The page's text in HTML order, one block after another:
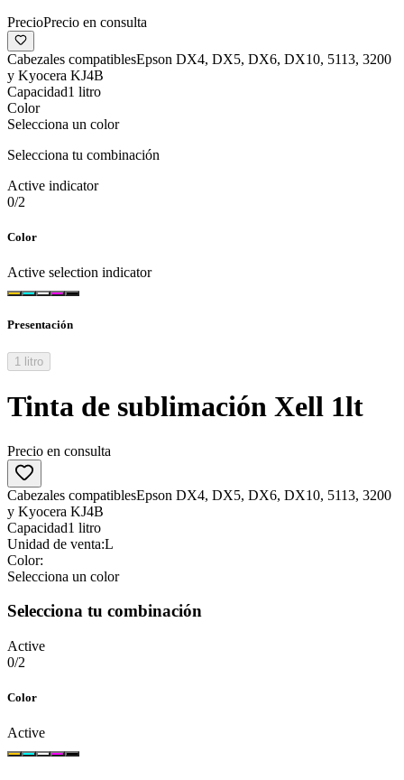
PrecioPrecio en consulta
Cabezales compatiblesEpson DX4, DX5, DX6, DX10, 5113, 3200
y Kyocera KJ4B
Capacidad1 litro
Color
Selecciona un color
Selecciona tu combinación
Active indicator
0/2
Color
Active selection indicator
Presentación
1 litro
Tinta de sublimación Xell 1lt
Precio en consulta
Cabezales compatiblesEpson DX4, DX5, DX6, DX10, 5113, 3200
y Kyocera KJ4B
Capacidad1 litro
Unidad de venta:L
Color:
Selecciona un color
Selecciona tu combinación
Active
0/2
Color
Active